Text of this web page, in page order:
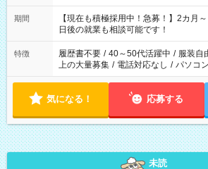
い」 「余裕を持って夕飯の準備がし
たくない」 など、ご希望を教えてくださいね。
の方へ 今ご覧のお仕事で希望する勤務
の勤務時間。 合計で週40時間を超え
期間
【現在も積極採用中！急募！】2カ月
日後の就業も相談可能です！
特徴 履歴書不要 / 40～50代活躍中 / 服装自
上の大量募集 / 電話対応なし / パソコ
気になる！ 応募する
未読